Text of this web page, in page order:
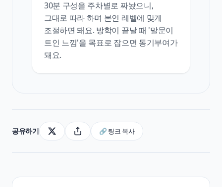
30분 구성을 주차별로 짜놨으니,
그대로 따라 하며 본인 레벨에 맞게
조절하면 돼요. 방학이 끝날 때 '말문이
트인 느낌'을 목표로 잡으면 동기부여가
돼요.
공유하기 🔗 링크 복사